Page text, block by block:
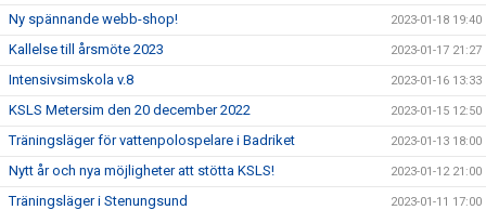
Ny spännande webb-shop! 2023-01-18 19:40
Kallelse till årsmöte 2023 2023-01-17 21:27
Intensivsimskola v.8 2023-01-16 13:33
KSLS Metersim den 20 december 2022 2023-01-15 12:50
Träningsläger för vattenpolospelare i Badriket 2023-01-13 18:00
Nytt år och nya möjligheter att stötta KSLS! 2023-01-12 21:00
Träningsläger i Stenungsund 2023-01-11 17:00